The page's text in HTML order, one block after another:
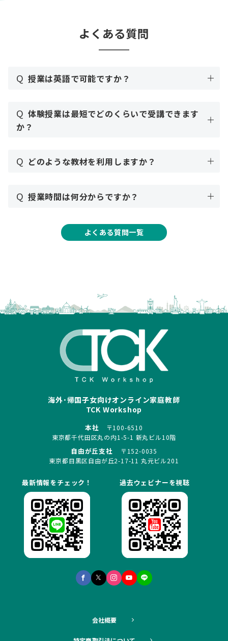
よくある質問
Q 授業は英語で可能ですか？
Q 体験授業は最短でどのくらいで受講できます
か？
Q どのような教材を利用しますか？
Q 授業時間は何分からですか？
よくある質問一覧
海外･帰国子女向けオンライン家庭教師
TCK Workshop
本社
〒100-6510
東京都千代田区丸の内1-5-1 新丸ビル10階
自由が丘支社
〒152-0035
東京都目黒区自由が丘2-17-11 丸元ビル201
最新情報をチェック！ 過去ウェビナーを視聴
会社概要